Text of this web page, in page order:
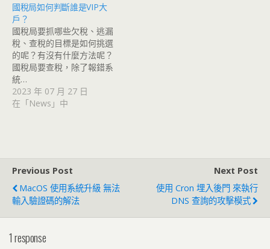
國稅局如何判斷誰是VIP大
戶？
國稅局要抓哪些欠稅、逃漏
稅、查稅的目標是如何挑選
的呢？有沒有什麼方法呢？
國稅局要查稅，除了報錯系
統…
2023 年 07 月 27 日
在「News」中
Previous Post
MacOS 使用系統升級 無法
輸入驗證碼的解法
Next Post
使用 Cron 埋入後門 來執行
DNS 查詢的攻擊模式
1 response